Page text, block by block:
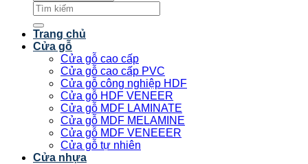
Tìm
kiếm:
Trang chủ
Cửa gỗ
Cửa gỗ cao cấp
Cửa gỗ cao cấp PVC
Cửa gỗ công nghiệp HDF
Cửa gỗ HDF VENEER
Cửa gỗ MDF LAMINATE
Cửa gỗ MDF MELAMINE
Cửa gỗ MDF VENEEER
Cửa gỗ tự nhiên
Cửa nhựa